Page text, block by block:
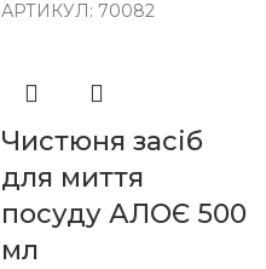
АРТИКУЛ: 70082
Чистюня засіб
для миття
посуду АЛОЄ 500
мл